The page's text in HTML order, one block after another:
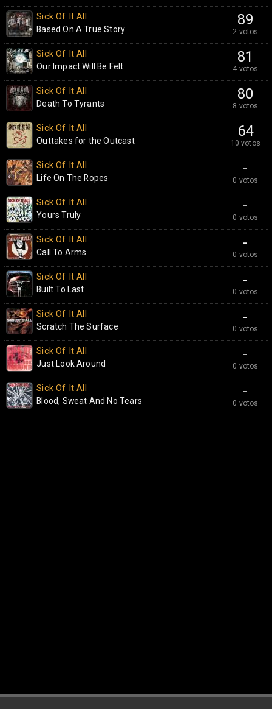
89
2 votos
Sick Of It All
Based On A True Story
81
4 votos
Sick Of It All
Our Impact Will Be Felt
80
8 votos
Sick Of It All
Death To Tyrants
64
10 votos
Sick Of It All
Outtakes for the Outcast
-
0 votos
Sick Of It All
Life On The Ropes
-
0 votos
Sick Of It All
Yours Truly
-
0 votos
Sick Of It All
Call To Arms
-
0 votos
Sick Of It All
Built To Last
-
0 votos
Sick Of It All
Scratch The Surface
-
0 votos
Sick Of It All
Just Look Around
-
0 votos
Sick Of It All
Blood, Sweat And No Tears